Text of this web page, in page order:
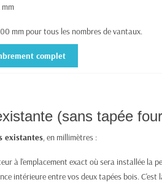
mm pour tous les nombres de vantaux.
complet
(sans tapée
existantes, en millimètres :
à l'emplacement exact où sera installée la
intérieure entre vos deux tapées bois.